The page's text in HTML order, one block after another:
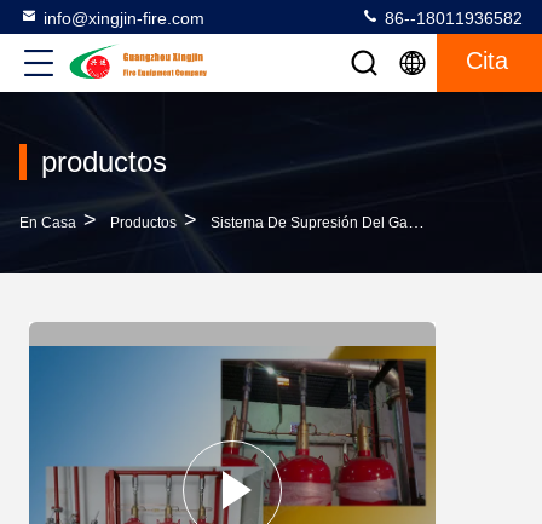
info@xingjin-fire.com 86--18011936582
Cita
productos
En Casa > Productos > Sistema De Supresión Del Gas FM200